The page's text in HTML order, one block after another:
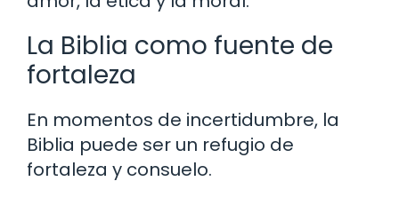
La Biblia como fuente de
fortaleza
En momentos de incertidumbre, la
Biblia puede ser un refugio de
fortaleza y consuelo.